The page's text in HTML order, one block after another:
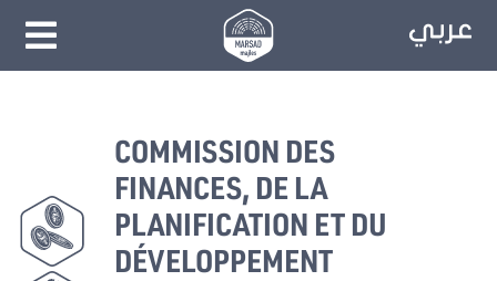
COMMISSION DES
FINANCES, DE LA
PLANIFICATION ET DU
DÉVELOPPEMENT